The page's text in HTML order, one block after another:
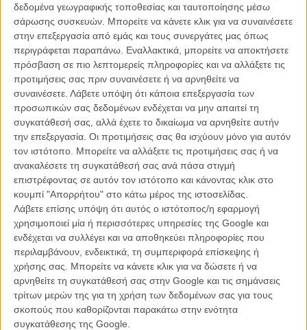
δεδομένα γεωγραφικής τοποθεσίας και ταυτοποίησης μέσω
σάρωσης συσκευών. Μπορείτε να κάνετε κλικ για να συναινέσετε
στην επεξεργασία από εμάς και τους συνεργάτες μας όπως
περιγράφεται παραπάνω. Εναλλακτικά, μπορείτε να αποκτήσετε
πρόσβαση σε πιο λεπτομερείς πληροφορίες και να αλλάξετε τις
προτιμήσεις σας πριν συναινέσετε ή να αρνηθείτε να
συναινέσετε. Λάβετε υπόψη ότι κάποια επεξεργασία των
προσωπικών σας δεδομένων ενδέχεται να μην απαιτεί τη
συγκατάθεσή σας, αλλά έχετε το δικαίωμα να αρνηθείτε αυτήν
την επεξεργασία. Οι προτιμήσεις σας θα ισχύουν μόνο για αυτόν
τον ιστότοπο. Μπορείτε να αλλάξετε τις προτιμήσεις σας ή να
ανακαλέσετε τη συγκατάθεσή σας ανά πάσα στιγμή
επιστρέφοντας σε αυτόν τον ιστότοπο και κάνοντας κλικ στο
κουμπί "Απορρήτου" στο κάτω μέρος της ιστοσελίδας.
Λάβετε επίσης υπόψη ότι αυτός ο ιστότοπος/η εφαρμογή
χρησιμοποιεί μία ή περισσότερες υπηρεσίες της Google και
ενδέχεται να συλλέγει και να αποθηκεύει πληροφορίες που
περιλαμβάνουν, ενδεικτικά, τη συμπεριφορά επίσκεψης ή
χρήσης σας. Μπορείτε να κάνετε κλικ για να δώσετε ή να
αρνηθείτε τη συγκατάθεσή σας στην Google και τις σημάνσεις
τρίτων μερών της για τη χρήση των δεδομένων σας για τους
σκοπούς που καθορίζονται παρακάτω στην ενότητα
συγκατάθεσης της Google.
κάνει την επόμενή του ταινία, αλλά για να υπογράψει τη μουσική,
την παραγωγή και για να γυρίσει ένα επεισόδιο της τηλεοπτικής
σειράς «John Carpenter’s Suburban Screams» του Peacock.
Διαβάστε ακόμα:Ο Τζον Κάρπεντερ πιστεύει πως το
«Halloween Ends» σηματοδοτεί και το τέλος του franchise
Πρόκειται για μια true crime (!) σειρά, η πρώτη για τον Κάρπεντερ,
έξι επεισοδίων η οποία εξερευνά αληθινές ιστορίες τρόμου που
έλαβαν χώρα σε φαινομενικά τέλειες αμερικανικές πόλεις.